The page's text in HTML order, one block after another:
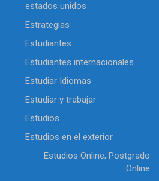
estados unidos
Estrategias
Estudiantes
Estudiantes internacionales
Estudiar Idiomas
Estudiar y trabajar
Estudios
Estudios en el exterior
Estudios Online; Postgrado
Online